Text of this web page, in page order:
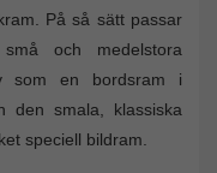
På så sätt passar
och medelstora
som en bordsram i
den smala, klassiska
speciell bildram.